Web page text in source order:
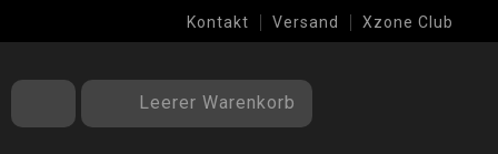
Kontakt Versand Xzone Club
Leerer Warenkorb